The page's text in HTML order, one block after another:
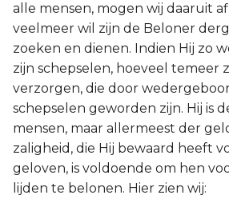
alle mensen, mogen wij daaruit
veelmeer wil zijn de Beloner
zoeken en dienen. Indien Hij zo
zijn schepselen, hoeveel temeer
verzorgen, die door
schepselen geworden zijn. Hij is
mensen, maar allermeest der
zaligheid, die Hij bewaard heeft
geloven, is voldoende om hen
lijden te belonen. Hier zien wij: